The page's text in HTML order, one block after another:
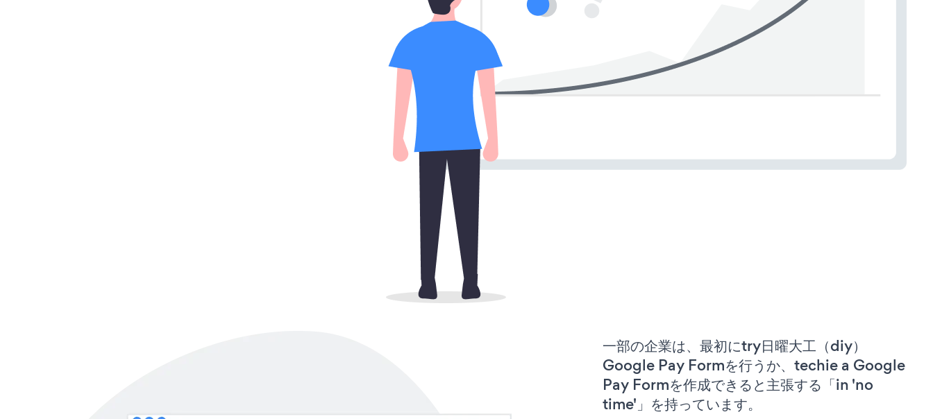
一部の企業は、最初にtry日曜大工（diy）
Google Pay Formを行うか、techie a Google
Pay Formを作成できると主張する「in 'no
time'」を持っています。